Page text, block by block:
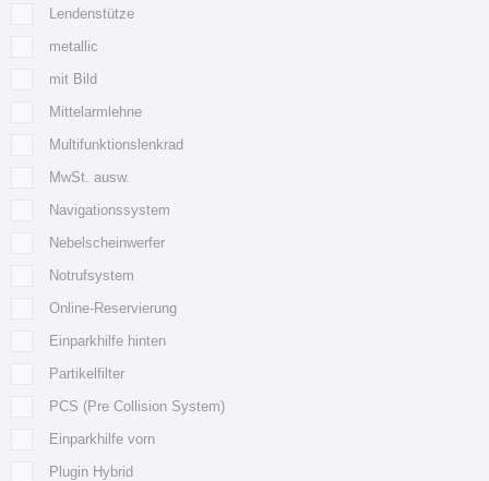
Lendenstütze
metallic
mit Bild
Mittelarmlehne
Multifunktionslenkrad
MwSt. ausw.
Navigationssystem
Nebelscheinwerfer
Notrufsystem
Online-Reservierung
Einparkhilfe hinten
Partikelfilter
PCS (Pre Collision System)
Einparkhilfe vorn
Plugin Hybrid